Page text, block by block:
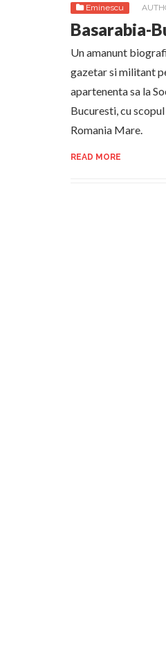
Eminescu
Basarabia-
Un amanunt
gazetar si militant
apartenenta sa la
Bucuresti, cu
Romania Mare.
READ MORE